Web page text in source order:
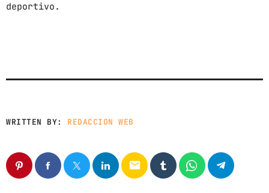
UPCOMING SHOWS
LUNES A VIERNES DE 14:00 A 16:00 HORAS
2:00 PM - 4:00 PM
deportivo.
WRITTEN BY: REDACCION WEB
email